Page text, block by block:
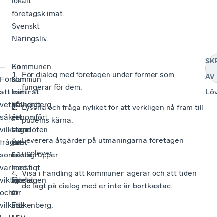
företagsklimat,
Svenskt
Näringsliv.
–
För
att
veta
säkert
vilka
frågor
som
var
viktiga
och
vilka
En
kommun
som
ständigt
är
bland
de
bästa
i
landet
är
Falkenberg.
–
Nu
har
Falkenberg
genomfört
stormöten
och
fokusgrupper
med
företagen
för
att
Kommunen
som
tröttnat
på
att
säga
”Det
är
konstigt
att
vi
inte
För dialog med företagen under former som
fungerar för dem.
Lyssna och fråga nyfiket för att verkligen nå fram till
pudelns kärna.
Leverera åtgärder på utmaningarna företagen
upplever.
Visa i handling att kommunen agerar och att tiden
de lagt på dialog med er inte är bortkastad.
AV